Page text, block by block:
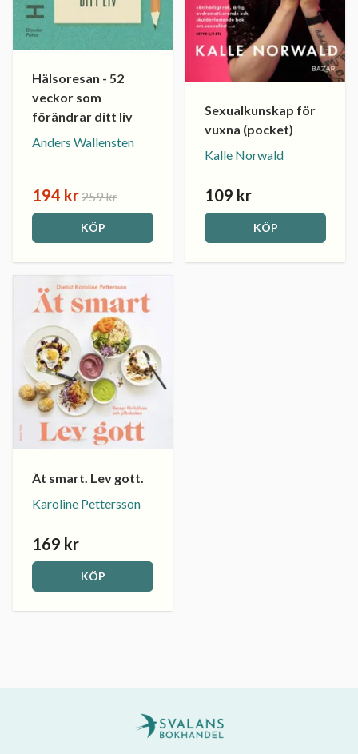
Hälsoresan - 52
veckor som
förändrar ditt liv
Anders Wallensten
194 kr259 kr
KÖP
Sexualkunskap för
vuxna (pocket)
Kalle Norwald
109 kr
KÖP
Ät smart. Lev gott.
Karoline Pettersson
169 kr
KÖP